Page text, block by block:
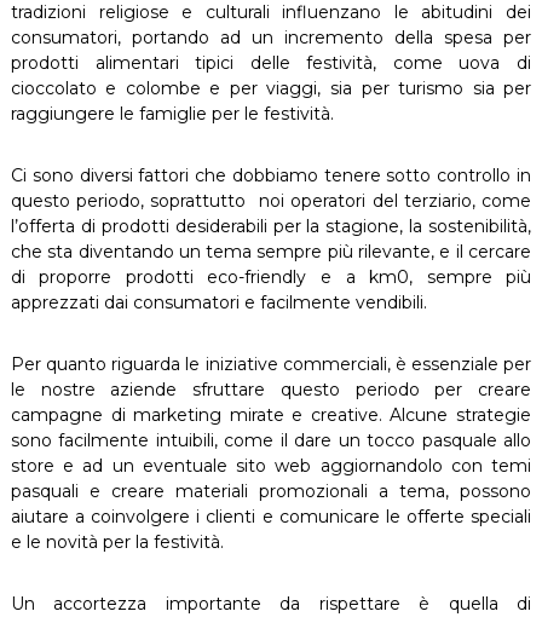
tradizioni religiose e culturali influenzano le abitudini dei
consumatori, portando ad un incremento della spesa per
prodotti alimentari tipici delle festività, come uova di
cioccolato e colombe e per viaggi, sia per turismo sia per
raggiungere le famiglie per le festività.
Ci sono diversi fattori che dobbiamo tenere sotto controllo in
questo periodo, soprattutto noi operatori del terziario, come
l’offerta di prodotti desiderabili per la stagione, la sostenibilità,
che sta diventando un tema sempre più rilevante, e il cercare
di proporre prodotti eco-friendly e a km0, sempre più
apprezzati dai consumatori e facilmente vendibili.
Per quanto riguarda le iniziative commerciali, è essenziale per
le nostre aziende sfruttare questo periodo per creare
campagne di marketing mirate e creative. Alcune strategie
sono facilmente intuibili, come il dare un tocco pasquale allo
store e ad un eventuale sito web aggiornandolo con temi
pasquali e creare materiali promozionali a tema, possono
aiutare a coinvolgere i clienti e comunicare le offerte speciali
e le novità per la festività.
Un accortezza importante da rispettare è quella di